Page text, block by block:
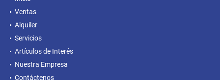
Ventas
Alquiler
Servicios
Artículos de Interés
Nuestra Empresa
Contáctenos